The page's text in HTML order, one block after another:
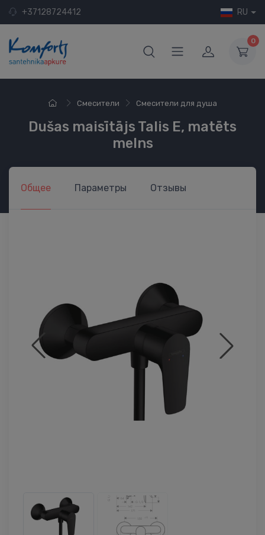
+37128724412 RU
0
Смесители Смесители для душа
Dušas maisītājs Talis E, matēts
melns
Общее Параметры Отзывы